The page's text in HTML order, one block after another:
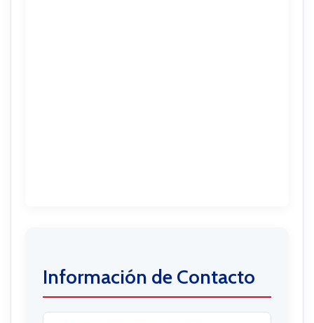
Información de Contacto